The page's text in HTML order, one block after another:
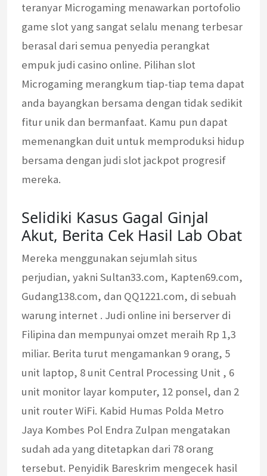
teranyar Microgaming menawarkan portofolio
game slot yang sangat selalu menang terbesar
berasal dari semua penyedia perangkat
empuk judi casino online. Pilihan slot
Microgaming merangkum tiap-tiap tema dapat
anda bayangkan bersama dengan tidak sedikit
fitur unik dan bermanfaat. Kamu pun dapat
memenangkan duit untuk memproduksi hidup
bersama dengan judi slot jackpot progresif
mereka.
Selidiki Kasus Gagal Ginjal
Akut, Berita Cek Hasil Lab Obat
Mereka menggunakan sejumlah situs
perjudian, yakni Sultan33.com, Kapten69.com,
Gudang138.com, dan QQ1221.com, di sebuah
warung internet . Judi online ini berserver di
Filipina dan mempunyai omzet meraih Rp 1,3
miliar. Berita turut mengamankan 9 orang, 5
unit laptop, 8 unit Central Processing Unit , 6
unit monitor layar komputer, 12 ponsel, dan 2
unit router WiFi. Kabid Humas Polda Metro
Jaya Kombes Pol Endra Zulpan mengatakan
sudah ada yang ditetapkan dari 78 orang
tersebut. Penyidik Bareskrim mengecek hasil